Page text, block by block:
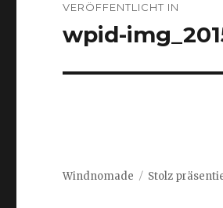
Navigation
VERÖFFENTLICHT IN
wpid-
Windnomade Stolz